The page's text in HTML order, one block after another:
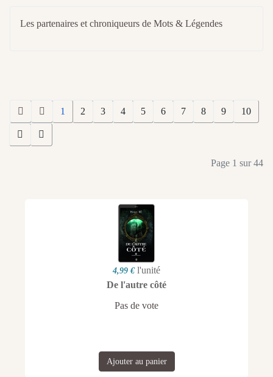
Les partenaires et chroniqueurs de Mots & Légendes
1 2 3 4 5 6 7 8 9 10
Page 1 sur 44
4,99 € l'unité
De l'autre côté
Pas de vote
Ajouter au panier